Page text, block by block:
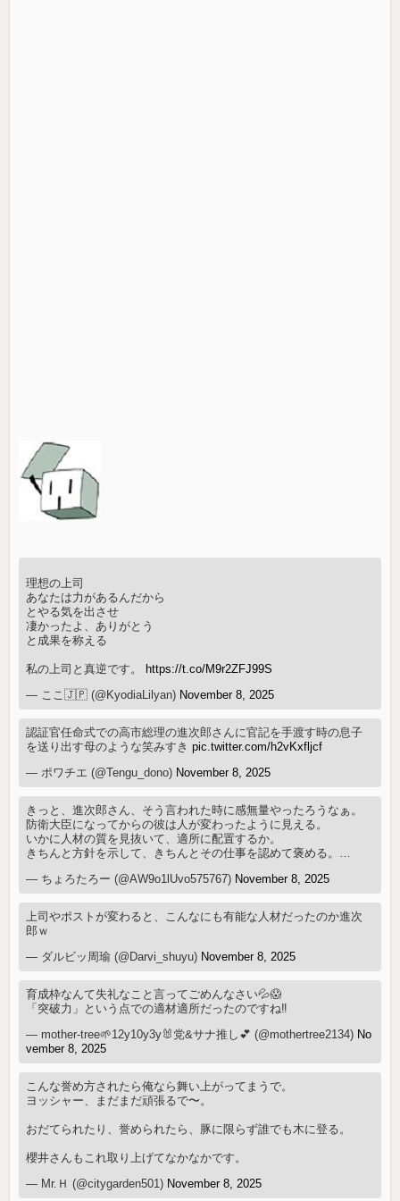
理想の上司
あなたは力があるんだから
とやる気を出させ
凄かったよ、ありがとう
と成果を称える
私の上司と真逆です。 https://t.co/M9r2ZFJ99S
— ここ🇯🇵 (@KyodiaLilyan) November 8, 2025
認証官任命式での高市総理の進次郎さんに官記を手渡す時の息子
を送り出す母のような笑みすきpic.twitter.com/h2vKxfljcf
— ポワチエ (@Tengu_dono) November 8, 2025
きっと、進次郎さん、そう言われた時に感無量やったろうなぁ。
防衛大臣になってからの彼は人が変わったように見える。
いかに人材の質を見抜いて、適所に配置するか。
きちんと方針を示して、きちんとその仕事を認めて褒める。…
— ちょろたろー (@AW9o1lUvo575767) November 8, 2025
上司やポストが変わると、こんなにも有能な人材だったのか進次
郎ｗ
— ダルビッ周瑜 (@Darvi_shuyu) November 8, 2025
育成枠なんて失礼なこと言ってごめんなさい💦😱
「突破力」という点での適材適所だったのですね‼️
— mother-tree🌱12y10y3y🐰党&サナ推し💕 (@mothertree2134) No
vember 8, 2025
こんな誉め方されたら俺なら舞い上がってまうで。
ヨッシャー、まだまだ頑張るで〜。
おだてられたり、誉められたら、豚に限らず誰でも木に登る。
櫻井さんもこれ取り上げてなかなかです。
— Mr.Ｈ (@citygarden501) November 8, 2025